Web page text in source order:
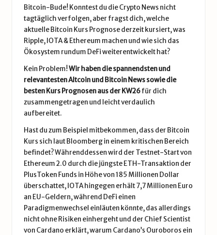
Bitcoin-Bude! Konntest du die Crypto News nicht
tagtäglich verfolgen, aber fragst dich, welche
aktuelle Bitcoin Kurs Prognosederzeit kursiert, was
Ripple, IOTA& Ethereum machen und wie sich das
Ökosystem rundum DeFiweiterentwickelt hat?
Kein Problem!Wir haben die spannendsten und
relevantesten Altcoin und Bitcoin News sowie die
besten Kurs Prognosen aus der KW26für dich
zusammengetragen und leicht verdaulich
aufbereitet.
Hast du zum Beispiel mitbekommen, dass der Bitcoin
Kurs sich laut Bloomberg in einem kritischen Bereich
befindet? Währenddessen wird der Testnet-Start von
Ethereum 2.0 durch die jüngste ETH-Transaktion der
PlusToken Funds in Höhe von 185 Millionen Dollar
überschattet, IOTA hingegen erhält 7,7 Millionen Euro
an EU-Geldern, während DeFi einen
Paradigmenwechsel einläuten könnte, das allerdings
nicht ohne Risiken einhergeht und der Chief Scientist
von Cardano erklärt, warum Cardano’s Ouroboros ein